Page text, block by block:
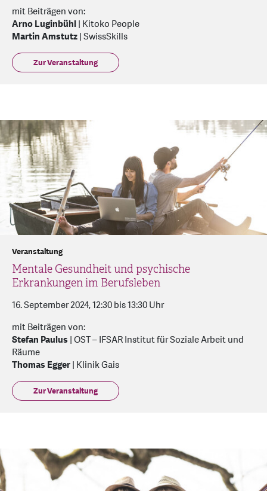
mit Beiträgen von:
Arno Luginbühl| Kitoko People
Martin Amstutz| SwissSkills
Zur Veranstaltung
Mentale Gesundheit und psychische
Erkrankungen im Berufsleben
Veranstaltung
16. September 2024, 12:30 bis 13:30 Uhr
mit Beiträgen von:
Stefan Paulus | OST – IFSAR Institut für Soziale Arbeit und
Räume
Thomas Egger| Klinik Gais
Zur Veranstaltung